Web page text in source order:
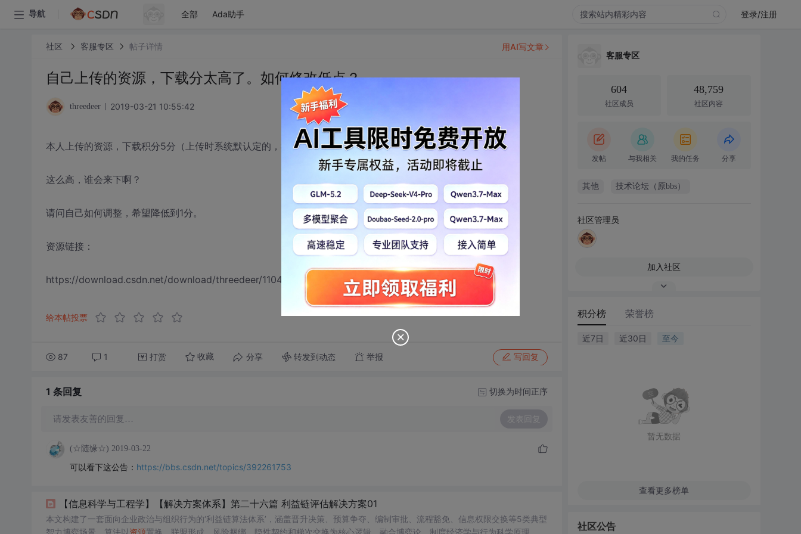
导航 全部 Ada助手 登录/注册
社区 客服专区 帖子详情
自己上传的资源，下载分太高了。如何修改低点？
threedeer 2019-03-21 10:55:42
本人上传的资源，下载积分5分（上传时系统默认定的，我也不知道如何能改这个？）
这么高，谁会来下啊？
请问自己如何调整，希望降低到1分。
资源链接：
https://download.csdn.net/download/threedeer/11041509
给本帖投票
87 1 打赏 收藏 分享 转发到动态 举报 写回复
用AI写文章
1 条回复 切换为时间正序
请发表友善的回复… 发表回复
(☆随缘☆) 2019-03-22
可以看下这公告： https://bbs.csdn.net/topics/392261753
【信息科学与工程学】【解决方案体系】第二十六篇 利益链评估解决方案01
本文构建了一套面向企业政治与组织行为的‘利益链算法体系’，涵盖晋升决策、预算争夺、编制审批、流程豁免、信息权限交换等5类典型
智力博弈场景。算法以 资源置换、联盟形成、风险捆绑、隐性契约和梯次交换为核心逻辑，融合博弈论、制度经济学与行为科学原理，建
客服专区
604
社区成员
48,759
社区内容
发帖 与我相关 我的任务 分享
其他 技术论坛（原bbs）
社区管理员
加入社区
积分榜 荣誉榜
近7日 近30日 至今
暂无数据
查看更多榜单
社区公告